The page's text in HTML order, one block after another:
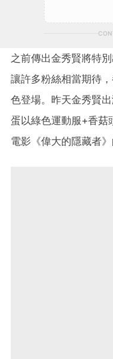
之前傳出金秀賢將特
讓許多粉絲相當期待
色登場。昨天金秀賢
蛋以綠色運動服+香菇
電影《偉大的隱藏者